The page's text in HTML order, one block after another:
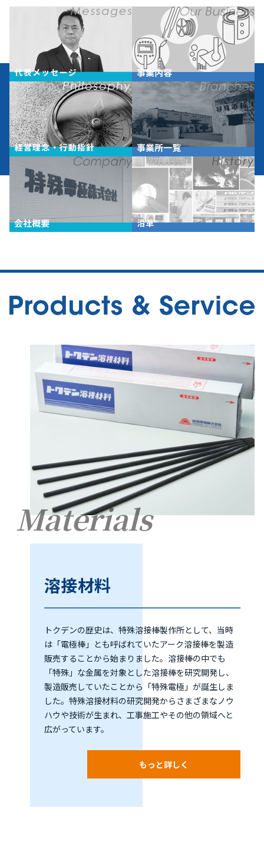
Materials
溶接材料
トクデンの歴史は、特殊溶接棒製作所として、当時
は「電極棒」とも呼ばれていたアーク溶接棒を製造
販売することから始まりました。溶接棒の中でも
「特殊」な金属を対象とした溶接棒を研究開発し、
製造販売していたことから「特殊電極」が誕生しま
した。特殊溶接材料の研究開発からさまざまなノウ
ハウや技術が生まれ、工事施工やその他の領域へと
広がっています。
もっと詳しく